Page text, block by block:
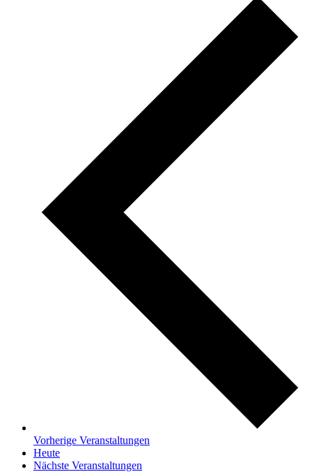
Vorherige Veranstaltungen
Heute
Nächste Veranstaltungen